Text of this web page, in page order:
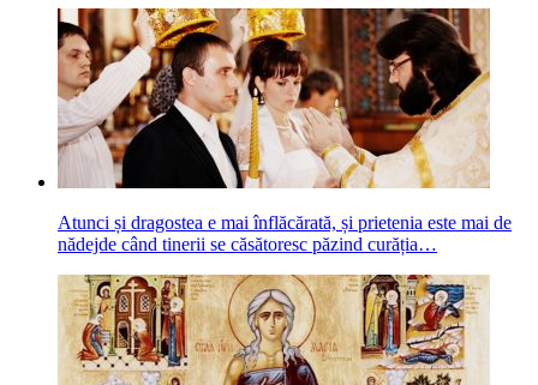
Atunci și dragostea e mai înflăcărată, și prietenia este mai de
nădejde când tinerii se căsătoresc păzind curăția…